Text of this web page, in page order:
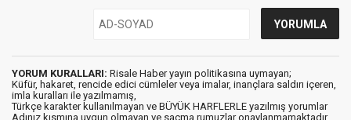
YORUM KURALLARI: Risale Haber yayın politikasına uymayan;
Küfür, hakaret, rencide edici cümleler veya imalar, inançlara saldırı içeren,
imla kuralları ile yazılmamış,
Türkçe karakter kullanılmayan ve BÜYÜK HARFLERLE yazılmış yorumlar
Adınız kısmına uygun olmayan ve saçma rumuzlar onaylanmamaktadır.